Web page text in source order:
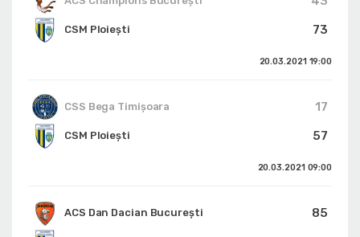
73
CSM Ploiești
20.03.2021 19:00
CSS Bega Timișoara
17
57
CSM Ploiești
20.03.2021 09:00
ACS Dan Dacian București
85